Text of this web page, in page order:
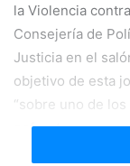
la Violencia
Consejería de
Justicia en el
objetivo de esta
“sobre uno de
enfrentamos